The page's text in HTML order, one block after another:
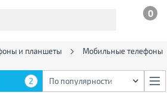
0
и планшеты Мобильные телефоны
2 По популярности
2 По популярности